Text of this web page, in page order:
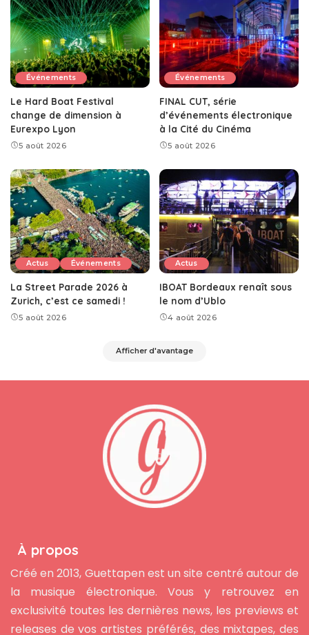
Événements
Le Hard Boat Festival
change de dimension à
Eurexpo Lyon
5 août 2026
Événements
FINAL CUT, série
d’événements électronique
à la Cité du Cinéma
5 août 2026
Actus Événements
La Street Parade 2026 à
Zurich, c’est ce samedi !
5 août 2026
Actus
IBOAT Bordeaux renaît sous
le nom d’Ublo
4 août 2026
Afficher d'avantage
À propos
Créé en 2013, Guettapen est un site centré autour de
la musique électronique. Vous y retrouvez en
exclusivité toutes les dernières news, les previews et
releases de vos artistes préférés, des mixtapes, des